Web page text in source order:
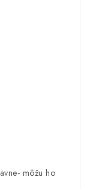
môžu ho